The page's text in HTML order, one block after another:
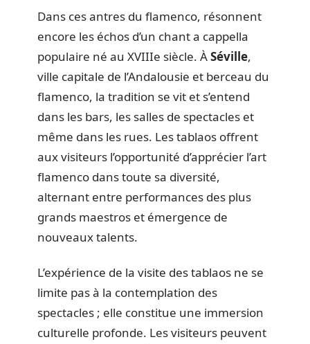
Dans ces antres du flamenco, résonnent
encore les échos d’un chant a cappella
populaire né au XVIIIe siècle. ÀSéville,
ville capitale de l’Andalousie et berceau du
flamenco, la tradition se vit et s’entend
dans les bars, les salles de spectacles et
même dans les rues. Les tablaos offrent
aux visiteurs l’opportunité d’apprécier l’art
flamenco dans toute sa diversité,
alternant entre performances des plus
grands maestros et émergence de
nouveaux talents.
L’expérience de la visite des tablaos ne se
limite pas à la contemplation des
spectacles ; elle constitue une immersion
culturelle profonde. Les visiteurs peuvent